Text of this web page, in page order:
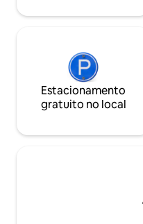
Estacionamento
gratuito no local